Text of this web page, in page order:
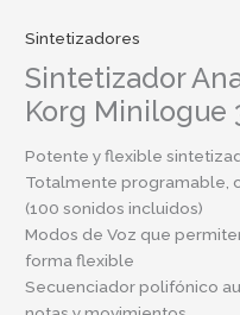
Sintetizadores
Sintetizador
Korg Minilogue
Potente y flexible
Totalmente programable,
(100 sonidos incluidos)
Modos de Voz que
forma flexible
Secuenciador polifónico